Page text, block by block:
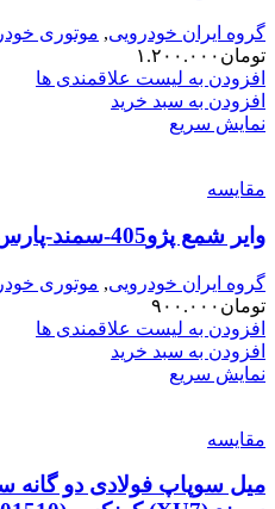
گروه ایران خودرویی, موتوری
تومان ۱.۲۰۰.۰۰۰
افزودن به لیست علاقمندی ها
افزودن به سبد خرید
نمایش سریع
مقایسه
وایر شمع پژو405-سمند-پارس GISP(477011)
گروه ایران خودرویی, موتوری
تومان ۹۰۰.۰۰۰
افزودن به لیست علاقمندی ها
افزودن به سبد خرید
نمایش سریع
مقایسه